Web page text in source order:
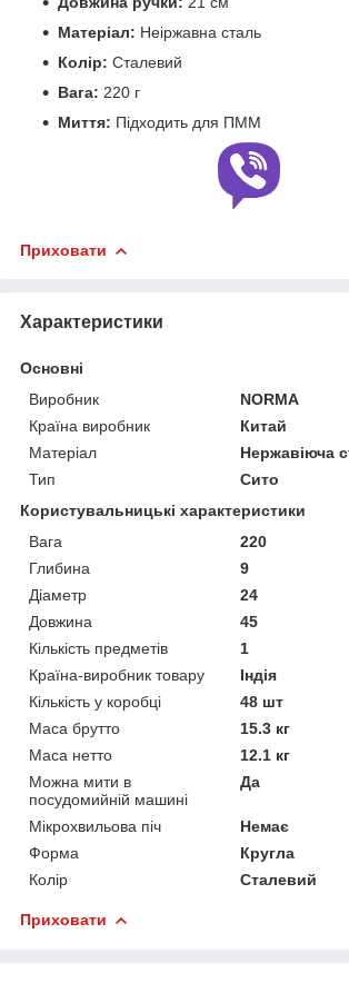
Матеріал: Неіржавна сталь
Колір: Сталевий
Вага: 220 г
Миття: Підходить для ПММ
Приховати
Характеристики
Основні
Виробник
NORMA
Країна виробник
Китай
Матеріал
Нержавіюча
Тип
Сито
Користувальницькі характеристики
Вага
220
Глибина
9
Діаметр
24
Довжина
45
Кількість предметів
1
Країна-виробник товару
Індія
Кількість у коробці
48 шт
Маса брутто
15.3 кг
Маса нетто
12.1 кг
Можна мити в
посудомийній машині
Да
Мікрохвильова піч
Немає
Форма
Кругла
Колір
Сталевий
Приховати